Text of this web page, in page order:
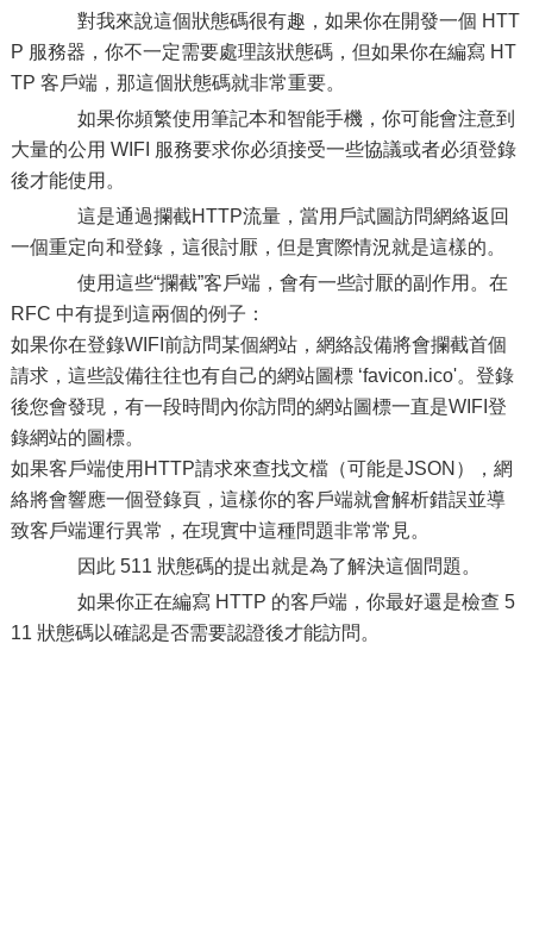
對我來說這個狀態碼很有趣，如果你在開發一個 HTT
P 服務器，你不一定需要處理該狀態碼，但如果你在編寫 HT
TP 客戶端，那這個狀態碼就非常重要。
如果你頻繁使用筆記本和智能手機，你可能會注意到
大量的公用 WIFI 服務要求你必須接受一些協議或者必須登錄
後才能使用。
這是通過攔截HTTP流量，當用戶試圖訪問網絡返回
一個重定向和登錄，這很討厭，但是實際情況就是這樣的。
使用這些“攔截”客戶端，會有一些討厭的副作用。在
RFC 中有提到這兩個的例子：
如果你在登錄WIFI前訪問某個網站，網絡設備將會攔截首個
請求，這些設備往往也有自己的網站圖標 ‘favicon.ico'。登錄
後您會發現，有一段時間內你訪問的網站圖標一直是WIFI登
錄網站的圖標。
如果客戶端使用HTTP請求來查找文檔（可能是JSON），網
絡將會響應一個登錄頁，這樣你的客戶端就會解析錯誤並導
致客戶端運行異常，在現實中這種問題非常常見。
因此 511 狀態碼的提出就是為了解決這個問題。
如果你正在編寫 HTTP 的客戶端，你最好還是檢查 5
11 狀態碼以確認是否需要認證後才能訪問。